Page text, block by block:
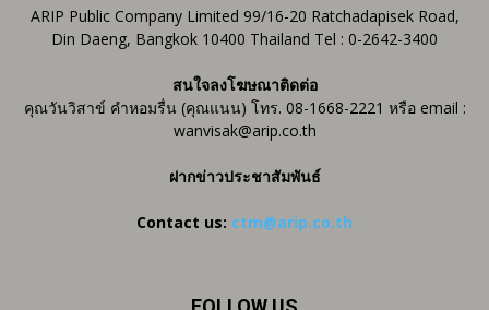
ARIP Public Company Limited 99/16-20 Ratchadapisek Road,
Din Daeng, Bangkok 10400 Thailand Tel : 0-2642-3400
สนใจลงโฆษณาติดต่อ
คุณวันวิสาข์ คำหอมรื่น (คุณแนน) โทร. 08-1668-2221 หรือ email :
wanvisak@arip.co.th
ฝากข่าวประชาสัมพันธ์
Contact us: ctm@arip.co.th